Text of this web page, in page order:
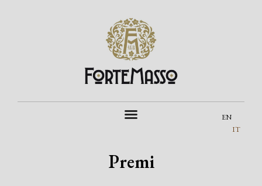
EN
IT
Premi